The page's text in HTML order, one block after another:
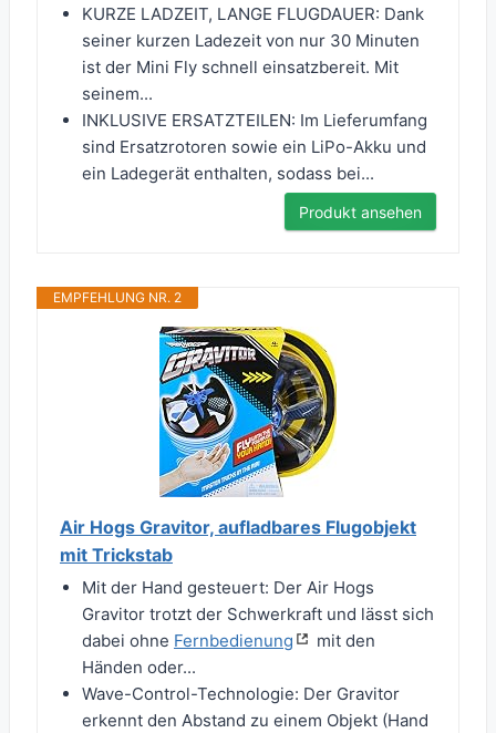
KURZE LADZEIT, LANGE FLUGDAUER: Dank
seiner kurzen Ladezeit von nur 30 Minuten
ist der Mini Fly schnell einsatzbereit. Mit
seinem...
INKLUSIVE ERSATZTEILEN: Im Lieferumfang
sind Ersatzrotoren sowie ein LiPo-Akku und
ein Ladegerät enthalten, sodass bei...
Produkt ansehen
EMPFEHLUNG NR. 2
Air Hogs Gravitor, aufladbares Flugobjekt
mit Trickstab
Mit der Hand gesteuert: Der Air Hogs
Gravitor trotzt der Schwerkraft und lässt sich
dabei ohne Fernbedienung
mit den
Händen oder...
Wave-Control-Technologie: Der Gravitor
erkennt den Abstand zu einem Objekt (Hand